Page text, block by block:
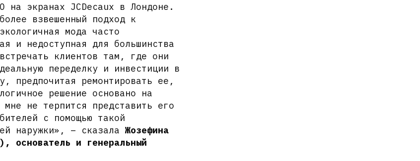
на экранах JCDecaux в Лондоне.
взвешенный подход к
мода часто
и недоступная для большинства
клиентов там, где они
переделку и инвестиции в
предпочитая ремонтировать ее,
решение основано на
не терпится представить его
с помощью такой
наружки», – сказалаЖозефина
и генеральный